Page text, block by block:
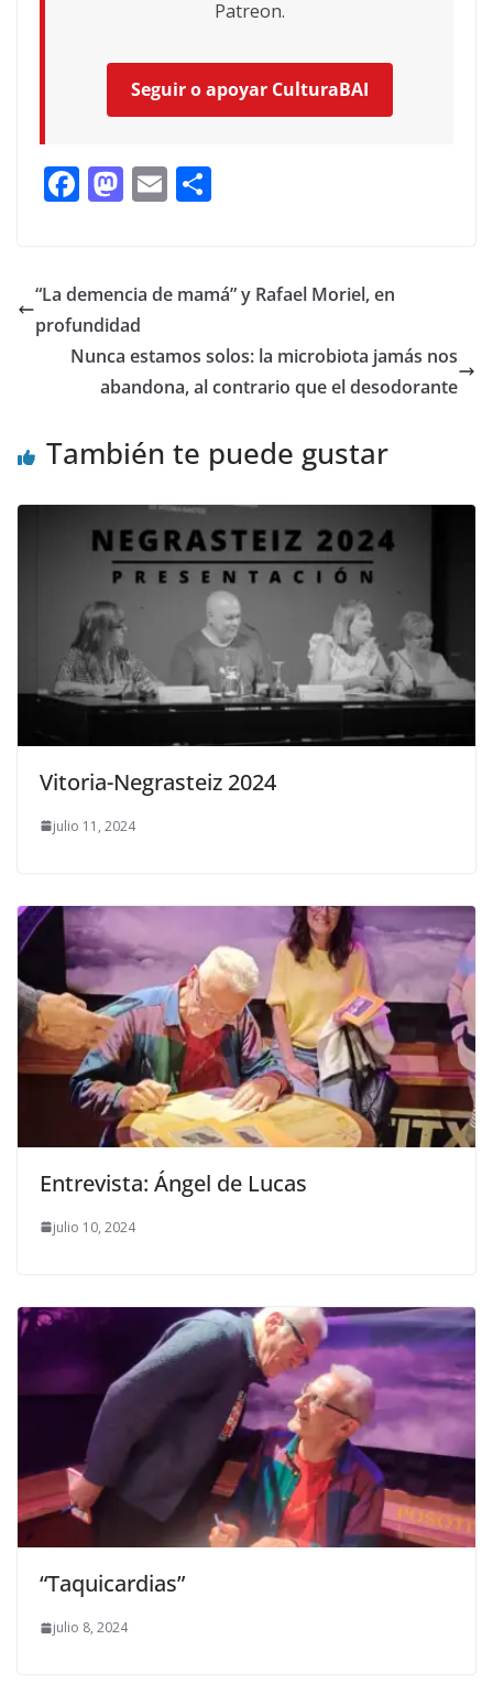
Patreon.
Seguir o apoyar CulturaBAI
F
b
o
o
M
d
o
n
E
l p
ti
r
“La demencia de mamá” y Rafael Moriel, en
profundidad
Nunca estamos solos: la microbiota jamás nos
abandona, al contrario que el desodorante
También te puede gustar
Vitoria-Negrasteiz 2024
julio 11, 2024
Entrevista: Ángel de Lucas
julio 10, 2024
“Taquicardias”
julio 8, 2024